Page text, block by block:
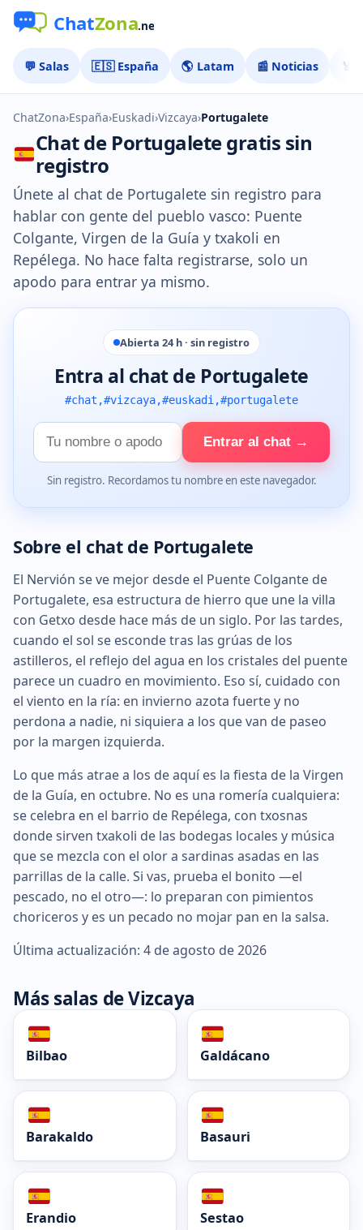
💬 Salas 🇪🇸 España 🌎 Latam 📰 Noticias 🏅
ChatZona›España›Euskadi›Vizcaya›Portugalete
Chat de Portugalete gratis sin
registro
Únete al chat de Portugalete sin registro para
hablar con gente del pueblo vasco: Puente
Colgante, Virgen de la Guía y txakoli en
Repélega. No hace falta registrarse, solo un
apodo para entrar ya mismo.
Abierta 24 h · sin registro
Entra al chat de Portugalete
#chat,#vizcaya,#euskadi,#portugalete
Tu
nombre
Entrar al chat →
Sin registro. Recordamos tu nombre en este navegador.
Sobre el chat de Portugalete
El Nervión se ve mejor desde el Puente Colgante de
Portugalete, esa estructura de hierro que une la villa
con Getxo desde hace más de un siglo. Por las tardes,
cuando el sol se esconde tras las grúas de los
astilleros, el reflejo del agua en los cristales del puente
parece un cuadro en movimiento. Eso sí, cuidado con
el viento en la ría: en invierno azota fuerte y no
perdona a nadie, ni siquiera a los que van de paseo
por la margen izquierda.
Lo que más atrae a los de aquí es la fiesta de la Virgen
de la Guía, en octubre. No es una romería cualquiera:
se celebra en el barrio de Repélega, con txosnas
donde sirven txakoli de las bodegas locales y música
que se mezcla con el olor a sardinas asadas en las
parrillas de la calle. Si vas, prueba el bonito —el
pescado, no el otro—: lo preparan con pimientos
choriceros y es un pecado no mojar pan en la salsa.
Última actualización: 4 de agosto de 2026
Más salas de Vizcaya
Bilbao Galdácano
Barakaldo Basauri
Erandio Sestao